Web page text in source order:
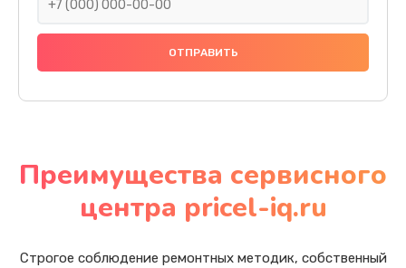
Преимущества сервисного
центра pricel-iq.ru
Строгое соблюдение ремонтных методик, собственный